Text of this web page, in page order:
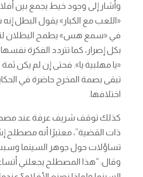
وأشار إلى وجود خيط يجمع بين
«اللعب مع الكبار» يقول البطل
في «سمع هس» يطمح البطلان
بكل إصرار، كما تتردد الفكرة
«يا مهلبية يا». فحتى إن لم يكن
تبقى بصمة المخرج حاضرة في
اختلافها.
كذلك توقف شريف عرفة عند
ذات القضية”، معتبرًا أنه مصطلح
تساؤلات حول جوهر السينما
وقال: “هذا المصطلح يجعلني